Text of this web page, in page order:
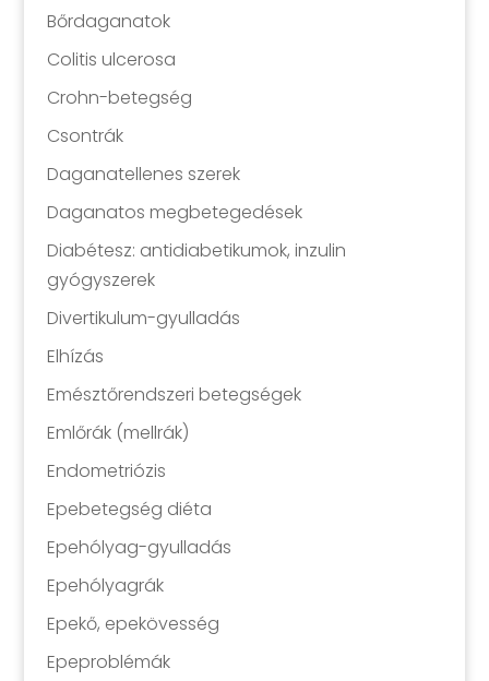
Bőrdaganatok
Colitis ulcerosa
Crohn-betegség
Csontrák
Daganatellenes szerek
Daganatos megbetegedések
Diabétesz: antidiabetikumok, inzulin
gyógyszerek
Divertikulum-gyulladás
Elhízás
Emésztőrendszeri betegségek
Emlőrák (mellrák)
Endometriózis
Epebetegség diéta
Epehólyag-gyulladás
Epehólyagrák
Epekő, epekövesség
Epeproblémák